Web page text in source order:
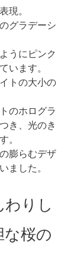
現。
グラデーシ
うにピンク
います。
トの大小の
のホログラ
き、光のき
。
膨らむデザ
ました。
りし
な桜の